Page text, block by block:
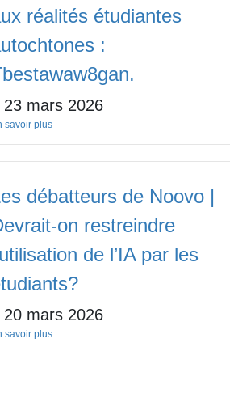
réalités étudiantes
:
23 mars 2026
savoir plus
débatteurs de Noovo |
on restreindre
de l’IA par les
20 mars 2026
savoir plus